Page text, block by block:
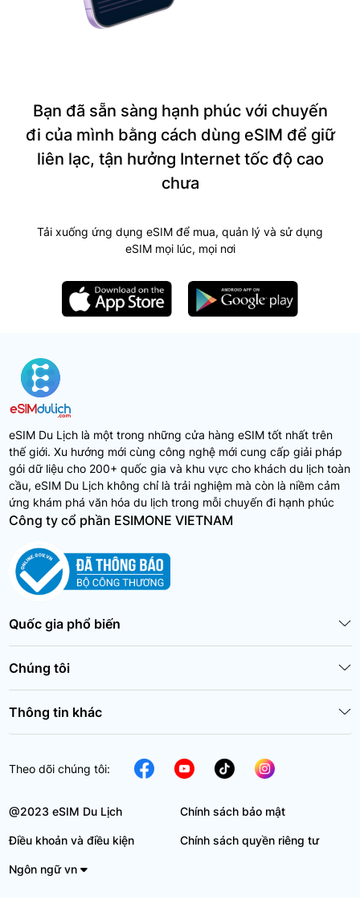
Bạn đã sẵn sàng hạnh phúc với chuyến
đi của mình bằng cách dùng eSIM để giữ
liên lạc, tận hưởng Internet tốc độ cao
chưa
Tải xuống ứng dụng eSIM để mua, quản lý và sử dụng
eSIM mọi lúc, mọi nơi
eSIM Du Lịch là một trong những cửa hàng eSIM tốt nhất trên
thế giới. Xu hướng mới cùng công nghệ mới cung cấp giải pháp
gói dữ liệu cho 200+ quốc gia và khu vực cho khách du lịch toàn
cầu, eSIM Du Lịch không chỉ là trải nghiệm mà còn là niềm cảm
ứng khám phá văn hóa du lịch trong mỗi chuyến đi hạnh phúc
Công ty cổ phần ESIMONE VIETNAM
Quốc gia phổ biến
Chúng tôi
Thông tin khác
Theo dõi chúng tôi:
@2023 eSIM Du Lịch Chính sách bảo mật
Điều khoản và điều kiện Chính sách quyền riêng tư
Ngôn ngữ vn